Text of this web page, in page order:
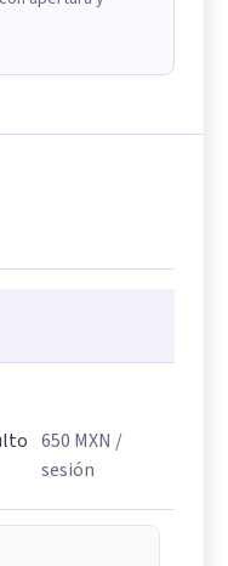
650 MXN /
sesión